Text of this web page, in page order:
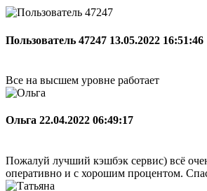
Пользователь 47247 13.05.2022 16:51:46
Все на высшем уровне работает
Ольга 22.04.2022 06:49:17
Пожалуй лучший кэшбэк сервис) всё
оперативно и с хорошим процентом.